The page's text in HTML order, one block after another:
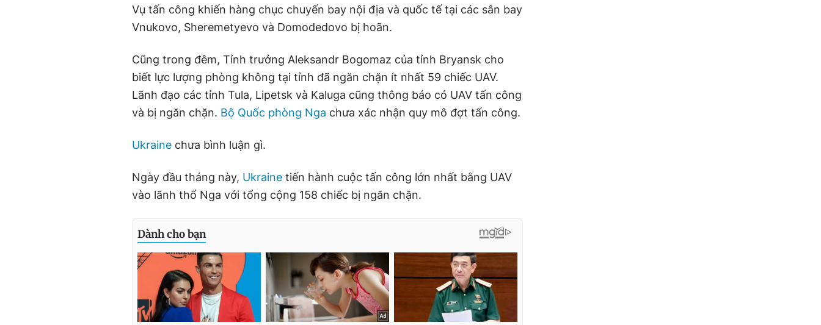
Vụ tấn công khiến hàng chục chuyến bay nội địa và quốc tế tại các sân bay
Vnukovo, Sheremetyevo và Domodedovo bị hoãn.
Cũng trong đêm, Tỉnh trưởng Aleksandr Bogomaz của tỉnh Bryansk cho
biết lực lượng phòng không tại tỉnh đã ngăn chặn ít nhất 59 chiếc UAV.
Lãnh đạo các tỉnh Tula, Lipetsk và Kaluga cũng thông báo có UAV tấn công
và bị ngăn chặn. Bộ Quốc phòng Nga chưa xác nhận quy mô đợt tấn công.
Ukraine chưa bình luận gì.
Ngày đầu tháng này, Ukraine tiến hành cuộc tấn công lớn nhất bằng UAV
vào lãnh thổ Nga với tổng cộng 158 chiếc bị ngăn chặn.